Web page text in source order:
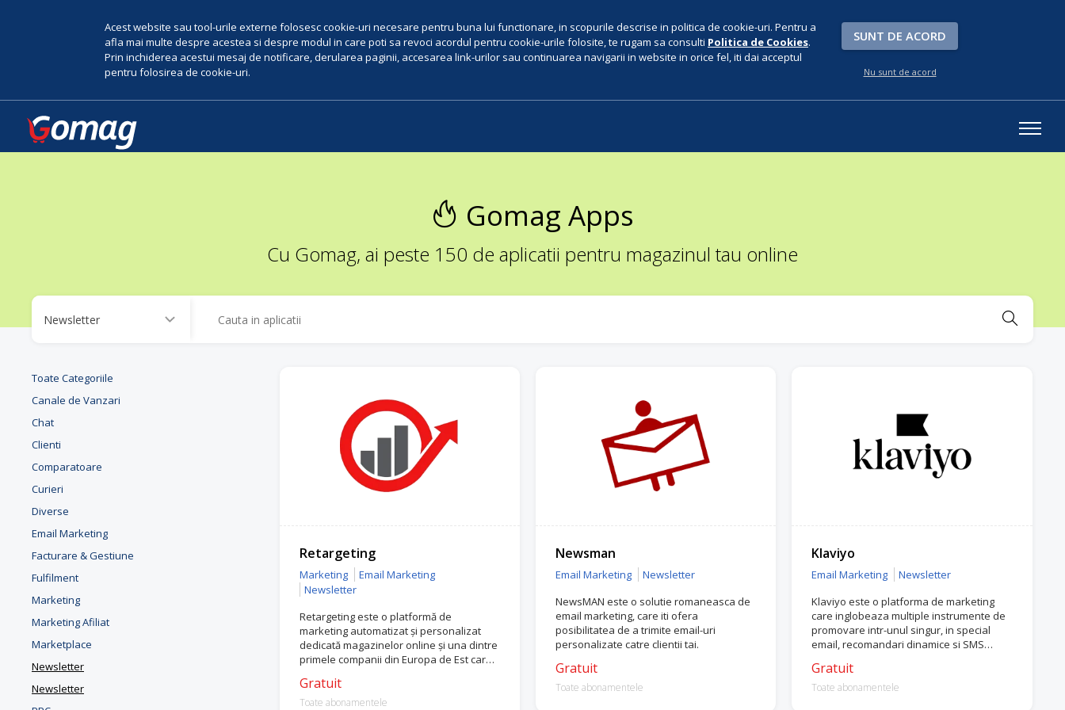
Acest website sau tool-urile externe folosesc cookie-uri necesare pentru buna lui functionare, in scopurile descrise in politica de cookie-uri. Pentru a
afla mai multe despre acestea si despre modul in care poti sa revoci acordul pentru cookie-urile folosite, te rugam sa consulti Politica de Cookies.
Prin inchiderea acestui mesaj de notificare, derularea paginii, accesarea link-urilor sau continuarea navigarii in website in orice fel, iti dai acceptul
pentru folosirea de cookie-uri.
SUNT DE ACORD
Nu sunt de acord
Gomag Apps
Cu Gomag, ai peste 150 de aplicatii pentru magazinul tau online
Toate Categoriile
Canale de Vanzari
Chat
Clienti
Comparatoare
Curieri
Diverse
Email Marketing
Facturare & Gestiune
Fulfilment
Marketing
Marketing Afiliat
Marketplace
Newsletter
Newsletter
Retargeting
Marketing
Email Marketing
Newsletter
Retargeting este o platformă de
marketing automatizat și personalizat
dedicată magazinelor online și una dintre
primele companii din Europa de Est care
Google Premier Partner.
Gratuit
Toate abonamentele
Newsman
Email Marketing
Newsletter
NewsMAN este o solutie romaneasca de
email marketing, care iti ofera
posibilitatea de a trimite email-uri
personalizate catre clientii tai.
Gratuit
Toate abonamentele
Klaviyo
Email Marketing
Newsletter
Klaviyo este o platforma de marketing
care inglobeaza multiple instrumente de
promovare intr-unul singur, in special
email, recomandari dinamice si SMS
Gratuit
Toate abonamentele